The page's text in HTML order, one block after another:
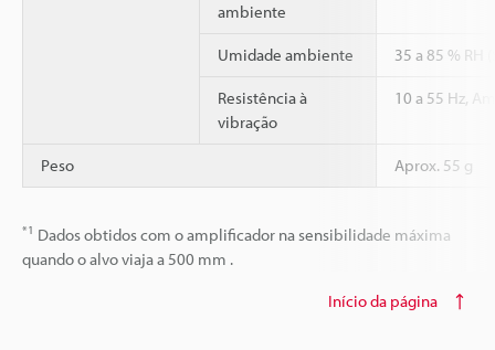
ambiente
Umidade ambiente 35 a 85 % RH
Resistência à
vibração
10 a 55 Hz,
Peso Aprox. 55 g
*1 Dados obtidos com o amplificador na sensibilidade máxima
quando o alvo viaja a 500 mm .
Início da página